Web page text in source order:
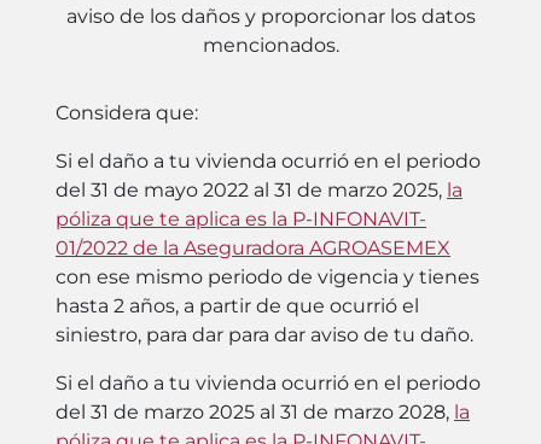
aviso de los daños y proporcionar los datos
mencionados.
Considera que:
Si el daño a tu vivienda ocurrió en el periodo
del 31 de mayo 2022 al 31 de marzo 2025, la
póliza que te aplica es la P-INFONAVIT-
01/2022 de la Aseguradora AGROASEMEX
con ese mismo periodo de vigencia y tienes
hasta 2 años, a partir de que ocurrió el
siniestro, para dar para dar aviso de tu daño.
Si el daño a tu vivienda ocurrió en el periodo
del 31 de marzo 2025 al 31 de marzo 2028, la